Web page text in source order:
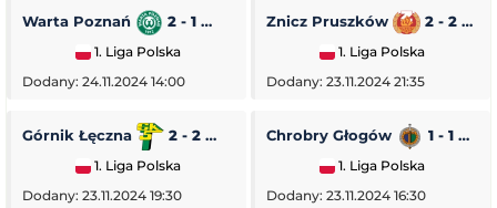
Warta Poznań 2 - 1 Pogoń Siedlce
1. Liga Polska
Dodany: 24.11.2024 14:00
Znicz Pruszków 2 - 2
1. Liga Polska
Dodany: 23.11.2024 21:35
Górnik Łęczna 2 - 2 GKS Tychy
1. Liga Polska
Dodany: 23.11.2024 19:30
Chrobry Głogów 1 - 1
1. Liga Polska
Dodany: 23.11.2024 16:30